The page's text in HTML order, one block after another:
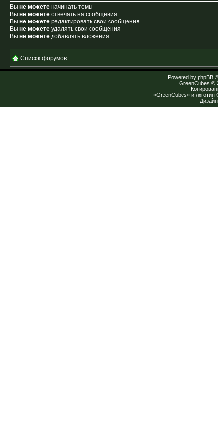
Вы не можете начинать темы
Вы не можете отвечать на сообщения
Вы не можете редактировать свои сообщения
Вы не можете удалять свои сообщения
Вы не можете добавлять вложения
Список форумов
Powered by phpBB
GreenCubes ©
«GreenCubes» и